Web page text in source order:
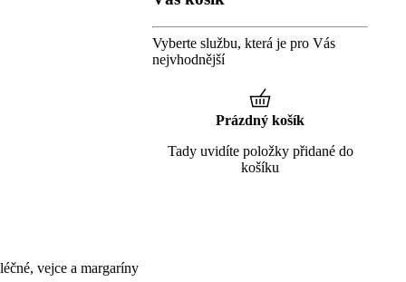
vejce a margaríny
Vyberte službu, která je pro Vás
nejvhodnější
Prázdný košík
Tady uvidíte položky přidané do
košíku